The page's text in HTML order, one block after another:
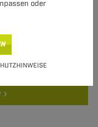
oder